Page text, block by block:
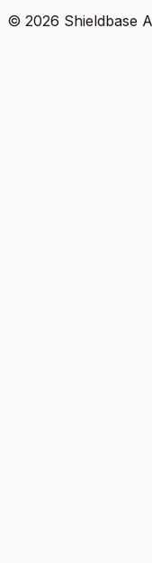
© 2026 Shieldbase